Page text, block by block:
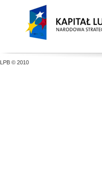
LPB © 2010